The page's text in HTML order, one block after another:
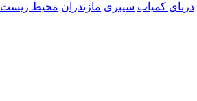
درنای کمیاب سیبری مازندران محیط زیست